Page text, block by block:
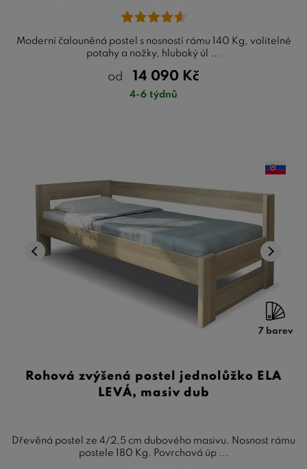
Moderní čalouněná postel s nosností rámu 140 Kg, volitelné
potahy a nožky, hluboký úl ...
od 14 090 Kč
4-6 týdnů
7 barev
Rohová zvýšená postel jednolůžko ELA
LEVÁ, masiv dub
Dřevěná postel ze 4/2,5 cm dubového masivu. Nosnost rámu
postele 180 Kg. Povrchová úp ...